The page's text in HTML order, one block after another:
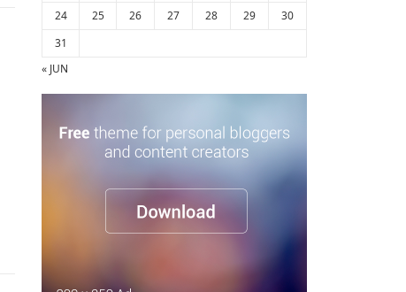
24
25 26 27 28 29
30
31
« JUN